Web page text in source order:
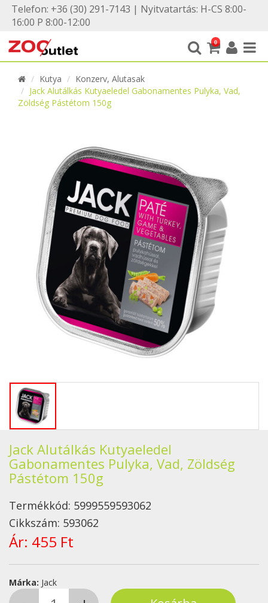
Telefon: +36 (30) 291-7143 | Nyitvatartás: H-CS 8:00-
16:00 P 8:00-12:00
0
Kutya
Konzerv, Alutasak
Jack Alutálkás Kutyaeledel Gabonamentes Pulyka, Vad,
Zöldség Pástétom 150g
Jack Alutálkás Kutyaeledel
Gabonamentes Pulyka, Vad, Zöldség
Pástétom 150g
Termékkód: 5999559593062
Cikkszám: 593062
Ár: 455 Ft
Márka: Jack